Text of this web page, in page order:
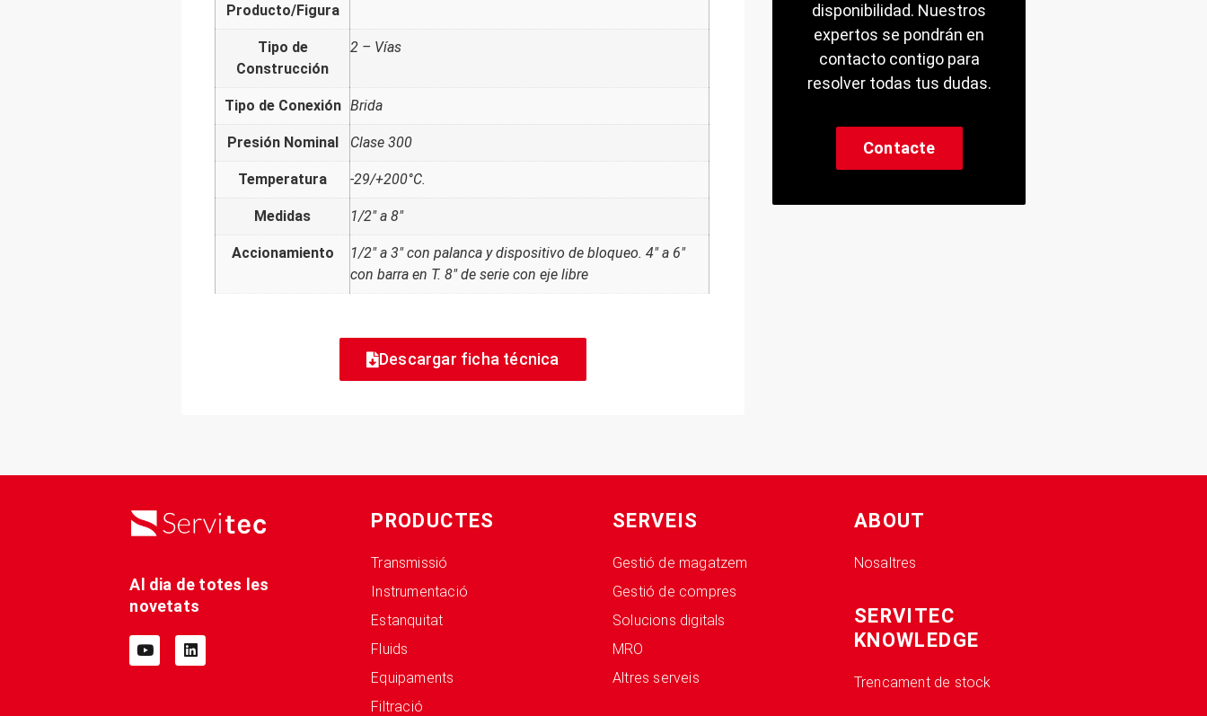
Producto/Figura
Tipo de
Construcción
2 – Vías
Tipo de Conexión Brida
Presión Nominal Clase 300
Temperatura -29/+200°C.
Medidas 1/2" a 8"
Accionamiento
1/2" a 3" con palanca y dispositivo de bloqueo. 4" a 6"
con barra en T. 8" de serie con eje libre
Descargar ficha técnica
disponibilidad. Nuestros
expertos se pondrán en
contacto contigo para
resolver todas tus dudas.
Contacte
Al dia de totes les
novetats
PRODUCTES
Transmissió
Instrumentació
Estanquitat
Fluids
Equipaments
Filtració
SERVEIS
Gestió de magatzem
Gestió de compres
Solucions digitals
MRO
Altres serveis
ABOUT
Nosaltres
SERVITEC
KNOWLEDGE
Trencament de stock